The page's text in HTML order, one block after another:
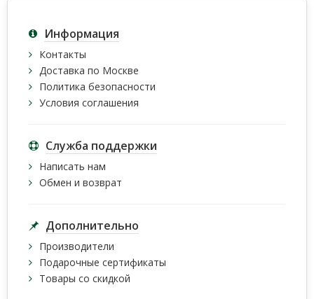
Информация
Контакты
Доставка по Москве
Политика безопасности
Условия соглашения
Служба поддержки
Написать нам
Обмен и возврат
Дополнительно
Производители
Подарочные сертификаты
Товары со скидкой